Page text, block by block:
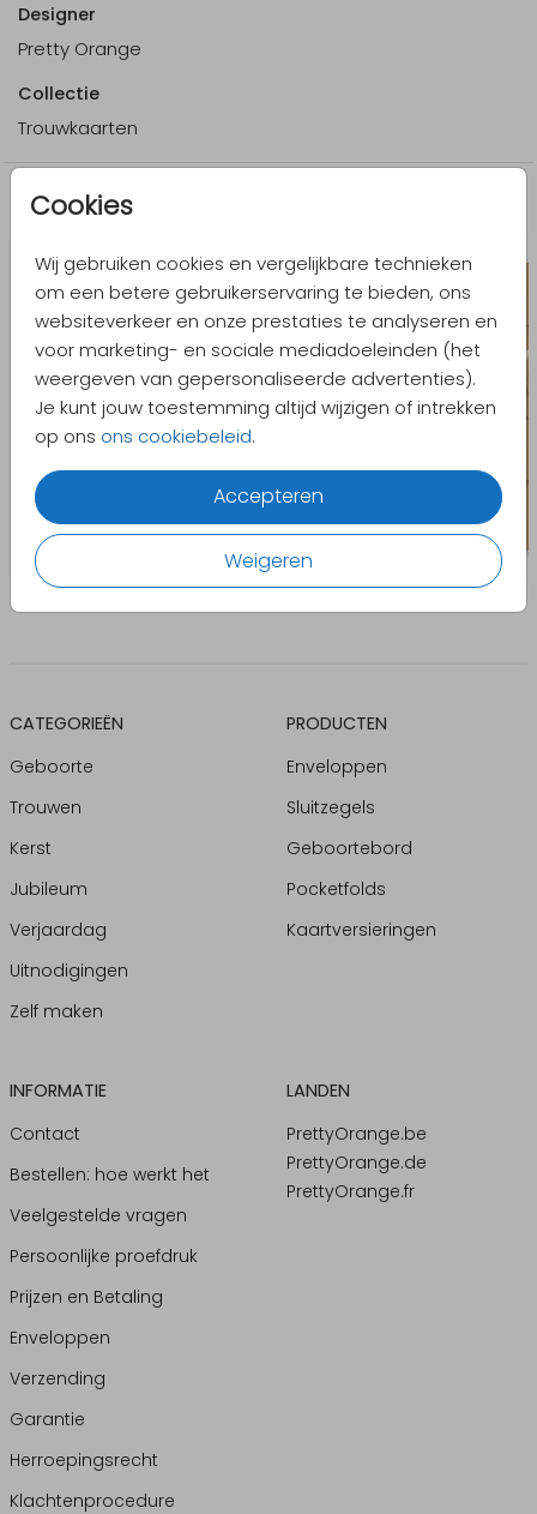
Cookies
Wij gebruiken cookies en vergelijkbare technieken
om een betere gebruikerservaring te bieden, ons
websiteverkeer en onze prestaties te analyseren en
voor marketing- en sociale mediadoeleinden (het
weergeven van gepersonaliseerde advertenties).
Je kunt jouw toestemming altijd wijzigen of intrekken
op ons ons cookiebeleid.
Accepteren
Weigeren
Designer
Pretty Orange
Collectie
Trouwkaarten
Meer in dezelfde stijl
CATEGORIEËN
Geboorte
Trouwen
Kerst
Jubileum
Verjaardag
Uitnodigingen
Zelf maken
PRODUCTEN
Enveloppen
Sluitzegels
Geboortebord
Pocketfolds
Kaartversieringen
INFORMATIE
Contact
Bestellen: hoe werkt het
Veelgestelde vragen
Persoonlijke proefdruk
Prijzen en Betaling
Enveloppen
Verzending
Garantie
Herroepingsrecht
Klachtenprocedure
LANDEN
PrettyOrange.be
PrettyOrange.de
PrettyOrange.fr